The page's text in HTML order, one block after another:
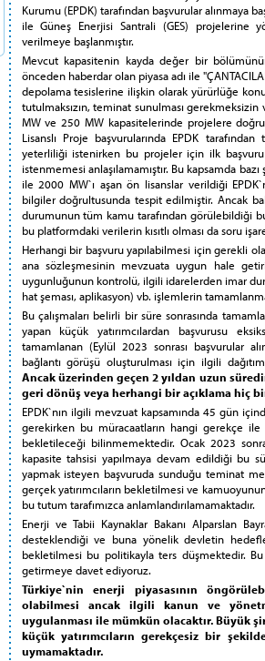
Kurumu (EPDK) tarafından başvurular alınmaya
ile Güneş Enerjisi Santrali (GES) projelerine
verilmeye başlanmıştır.
Mevcut kapasitenin kayda değer bir
önceden haberdar olan piyasa adı ile
depolama tesislerine ilişkin olarak yürürlüğe
tutulmaksızın, teminat sunulması
MW ve 250 MW kapasitelerinde projelere
Lisanslı Proje başvurularında EPDK
yeterliliği istenirken bu projeler için ilk
istenmemesi anlaşılamamıştır. Bu kapsamda
ile 2000 MW`ı aşan ön lisanslar verildiği
bilgiler doğrultusunda tespit edilmiştir. Ancak
durumunun tüm kamu tarafından görülebildiği
bu platformdaki verilerin kısıtlı olması da soru
Herhangi bir başvuru yapılabilmesi için gerekli
ana sözleşmesinin mevzuata uygun hale
uygunluğunun kontrolü, ilgili idarelerden imar
hat şeması, aplikasyon) vb. işlemlerin
Bu çalışmaları belirli bir süre sonrasında
yapan küçük yatırımcılardan başvurusu
tamamlanan (Eylül 2023 sonrası başvurular
bağlantı görüşü oluşturulması için ilgili
Ancak üzerinden geçen 2 yıldan uzun
geri dönüş veya herhangi bir açıklama hiç
EPDK`nın ilgili mevzuat kapsamında 45 gün
gerekirken bu müracaatların hangi gerekçe ile
bekletileceği bilinmemektedir. Ocak 2023
kapasite tahsisi yapılmaya devam edildiği bu
yapmak isteyen başvuruda sunduğu teminat
gerçek yatırımcıların bekletilmesi ve
bu tutum tarafımızca anlamlandırılamamaktadır.
Enerji ve Tabii Kaynaklar Bakanı Alparslan
desteklendiği ve buna yönelik devletin
bekletilmesi bu politikayla ters düşmektedir.
getirmeye davet ediyoruz.
Türkiye`nin enerji piyasasının
olabilmesi ancak ilgili kanun ve
uygulanması ile mümkün olacaktır. Büyük
küçük yatırımcıların gerekçesiz bir
uymamaktadır.